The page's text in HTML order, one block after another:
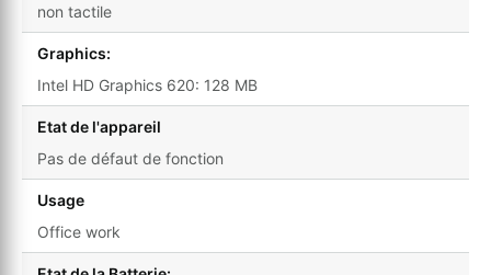
non tactile
Graphics:
Intel HD Graphics 620: 128 MB
Etat de l'appareil
Pas de défaut de fonction
Usage
Office work